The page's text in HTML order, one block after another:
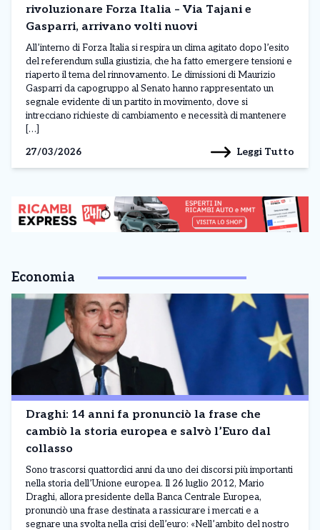
rivoluzionare Forza Italia – Via Tajani e
Gasparri, arrivano volti nuovi
All’interno di Forza Italia si respira un clima agitato dopo l’esito
del referendum sulla giustizia, che ha fatto emergere tensioni e
riaperto il tema del rinnovamento. Le dimissioni di Maurizio
Gasparri da capogruppo al Senato hanno rappresentato un
segnale evidente di un partito in movimento, dove si
intrecciano richieste di cambiamento e necessità di mantenere
[…]
27/03/2026
Leggi Tutto
Economia
Draghi: 14 anni fa pronunciò la frase che
cambiò la storia europea e salvò l’Euro dal
collasso
Sono trascorsi quattordici anni da uno dei discorsi più importanti
nella storia dell’Unione europea. Il 26 luglio 2012, Mario
Draghi, allora presidente della Banca Centrale Europea,
pronunciò una frase destinata a rassicurare i mercati e a
segnare una svolta nella crisi dell’euro: «Nell’ambito del nostro